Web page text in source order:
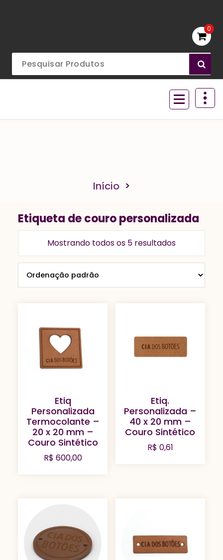
0
Acessórios para aviamentos
Início >
Etiqueta de couro personalizada
Mostrando todos os 5 resultados
Etiq
Personalizada
Termocolante –
20 x 20 mm –
Couro Sintético
R$ 600,00
Etiq.
Personalizada –
40 x 20 mm –
Couro Sintético
R$ 0,61